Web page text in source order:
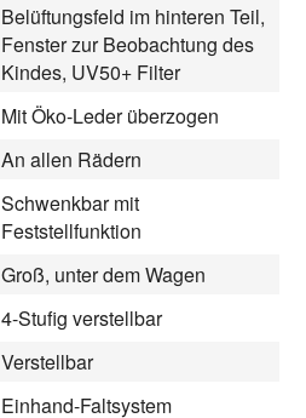
Belüftungsfeld im hinteren Teil,
Fenster zur Beobachtung des
Kindes, UV50+ Filter
Mit Öko-Leder überzogen
An allen Rädern
Schwenkbar mit
Feststellfunktion
Groß, unter dem Wagen
4-Stufig verstellbar
Verstellbar
Einhand-Faltsystem